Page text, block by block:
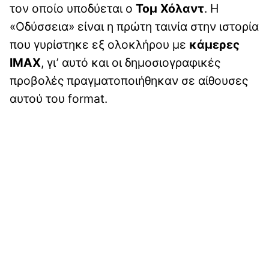
τον οποίο υποδύεται ο Τομ Χόλαντ. Η
«Οδύσσεια» είναι η πρώτη ταινία στην ιστορία
που γυρίστηκε εξ ολοκλήρου με κάμερες
IMAX, γι’ αυτό και οι δημοσιογραφικές
προβολές πραγματοποιήθηκαν σε αίθουσες
αυτού του format.